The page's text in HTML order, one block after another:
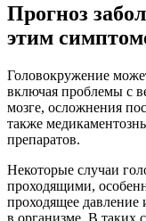
Прогноз
этим
Головокружение
включая проблемы с
мозге, осложнения
также
препаратов.
Некоторые случаи
проходящими,
проходящее давление
в организме. В таких